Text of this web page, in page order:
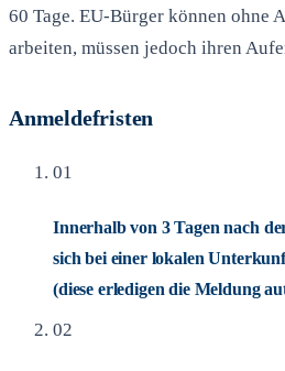
60 Tage. EU-Bürger können ohne
arbeiten, müssen jedoch ihren
Anmeldefristen
01
Innerhalb von 3 Tagen nach
sich bei einer lokalen
(diese erledigen die Meldung
02